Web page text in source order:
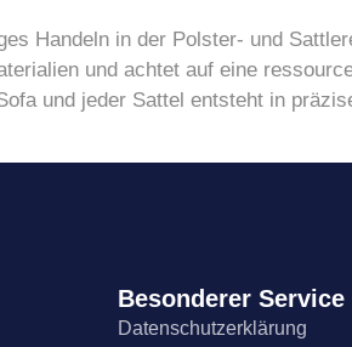
Handeln in der Polster- und
und achtet auf eine
und jeder Sattel entsteht in
Besonderer Service
Datenschutzerklärung